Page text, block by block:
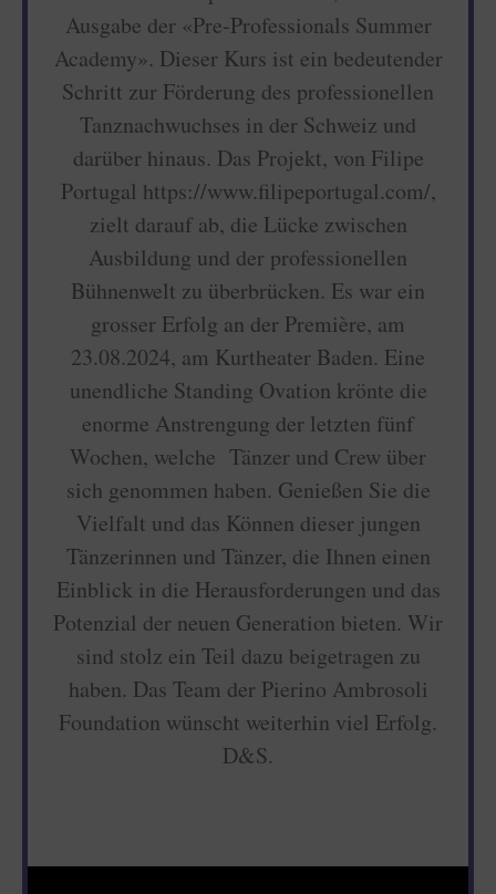
Ausgabe der «Pre-Professionals Summer
Academy». Dieser Kurs ist ein bedeutender
Schritt zur Förderung des professionellen
Tanznachwuchses in der Schweiz und
darüber hinaus. Das Projekt, von Filipe
Portugal https://www.filipeportugal.com/,
zielt darauf ab, die Lücke zwischen
Ausbildung und der professionellen
Bühnenwelt zu überbrücken. Es war ein
grosser Erfolg an der Première, am
23.08.2024, am Kurtheater Baden. Eine
unendliche Standing Ovation krönte die
enorme Anstrengung der letzten fünf
Wochen, welche Tänzer und Crew über
sich genommen haben. Genießen Sie die
Vielfalt und das Können dieser jungen
Tänzerinnen und Tänzer, die Ihnen einen
Einblick in die Herausforderungen und das
Potenzial der neuen Generation bieten. Wir
sind stolz ein Teil dazu beigetragen zu
haben. Das Team der Pierino Ambrosoli
Foundation wünscht weiterhin viel Erfolg.
D&S.